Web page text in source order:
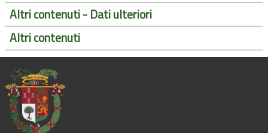
Altri contenuti - Dati ulteriori
Altri contenuti